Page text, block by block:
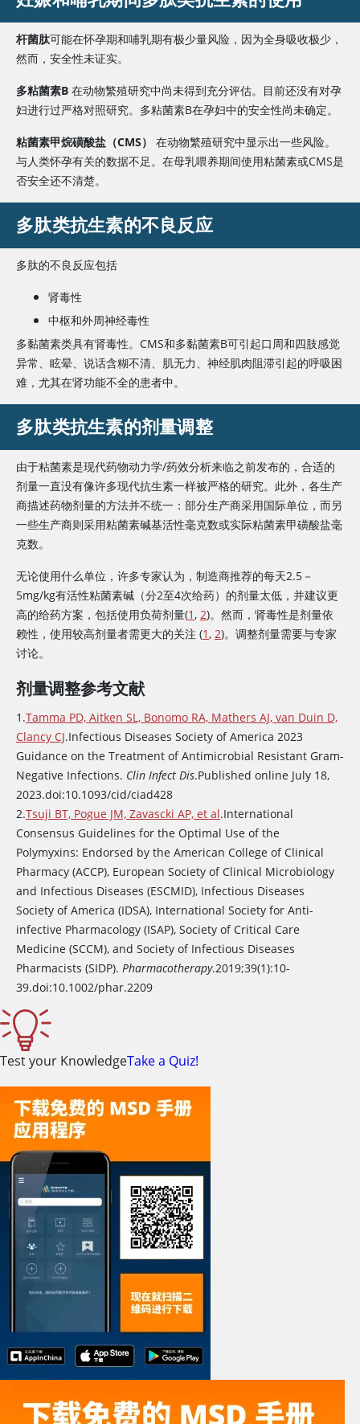
须应用
非耳毒
性局部
（不含
氨基糖
酒精）
杆菌肽
局部
清除鼻腔携带的
Staphylococcus
效果不
粘菌素
雾化吸入粘菌素甲烷磺酸
盐（粘菌素甲磺酸钠
[CMS]）
囊性纤维化
偶尔用来治疗多
重耐药革兰阴性
杆菌导致的医院
获得性肺炎
良反应
（胸部
压迫
感，咽
喉部刺
嗽）少
雾化吸入硫酸粘菌素
素甲烷磺酸盐相
似
囊性纤
维化患
者，或
机相关
或不相
关）多
重耐药
有效
胃肠外CMS
多重耐药革兰阴
性杆菌引起的严
重感染（如P.
aeruginosa 或
Acinetobacter属）
肾功能
不全患
者剂量
减少。
多粘菌素B
溶液
洗
胃肠外的
多重耐药革兰阴
性杆菌引起的严
Acinetobacter
杆菌肽可能在怀孕期和哺乳期有极少量风险，因为全身吸收极少，
然而，安全性未证实。
多粘菌素B 在动物繁殖研究中尚未得到充分评估。目前还没有对孕
妇进行过严格对照研究。 多粘菌素B在孕妇中的安全性尚未确定。
粘菌素甲烷磺酸盐（CMS）
在动物繁殖研究中显示出一些风险。
与人类怀孕有关的数据不足。在母乳喂养期间使用粘菌素或CMS是
否安全还不清楚。
多肽类抗生素的不良反应
多肽的不良反应包括
肾毒性
中枢和外周神经毒性
多黏菌素类具有肾毒性。CMS和多黏菌素B可引起口周和四肢感觉
异常、眩晕、说话含糊不清、肌无力、神经肌肉阻滞引起的呼吸困
难，尤其在肾功能不全的患者中。
多肽类抗生素的剂量调整
由于粘菌素是现代药物动力学/药效分析来临之前发布的，合适的
剂量一直没有像许多现代抗生素一样被严格的研究。此外，各生产
商描述药物剂量的方法并不统一：部分生产商采用国际单位，而另
一些生产商则采用粘菌素碱基活性毫克数或实际粘菌素甲磺酸盐毫
克数。
无论使用什么单位，许多专家认为，制造商推荐的每天2.5－
5mg/kg有活性粘菌素碱（分2至4次给药）的剂量太低，并建议更
高的给药方案，包括使用负荷剂量(1, 2)。然而，肾毒性是剂量依
赖性，使用较高剂量者需更大的关注 (1, 2)。调整剂量需要与专家
讨论。
剂量调整参考文献
1.Tamma PD, Aitken SL, Bonomo RA, Mathers AJ, van Duin D,
Clancy CJ.Infectious Diseases Society of America 2023
Guidance on the Treatment of Antimicrobial Resistant Gram-
Negative Infections. Clin Infect Dis.Published online July 18,
2023.doi:10.1093/cid/ciad428
2.Tsuji BT, Pogue JM, Zavascki AP, et al.International
Consensus Guidelines for the Optimal Use of the
Polymyxins: Endorsed by the American College of Clinical
Pharmacy (ACCP), European Society of Clinical Microbiology
and Infectious Diseases (ESCMID), Infectious Diseases
Society of America (IDSA), International Society for Anti-
infective Pharmacology (ISAP), Society of Critical Care
Medicine (SCCM), and Society of Infectious Diseases
Pharmacists (SIDP). Pharmacotherapy.2019;39(1):10-
39.doi:10.1002/phar.2209
Test your KnowledgeTake a Quiz!